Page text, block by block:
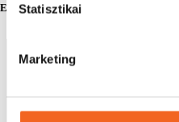
Statisztikai
Marketing
Egyedi ajánlatot kérek!